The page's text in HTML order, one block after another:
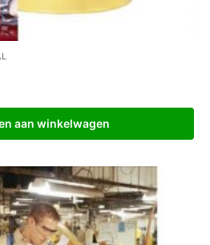
aan winkelwagen